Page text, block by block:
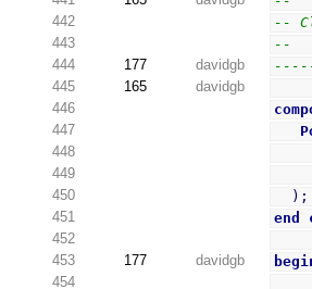
442
--
443
--
444
177 davidgb
445
165
davidgb
446
447
448
449
450
) ;
451
end
452
453
177 davidgb
454